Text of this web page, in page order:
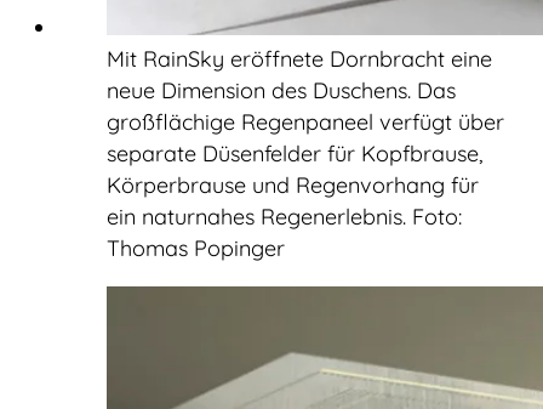
Mit RainSky eröffnete Dornbracht eine
neue Dimension des Duschens. Das
großflächige Regenpaneel verfügt über
separate Düsenfelder für Kopfbrause,
Körperbrause und Regenvorhang für
ein naturnahes Regenerlebnis. Foto:
Thomas Popinger